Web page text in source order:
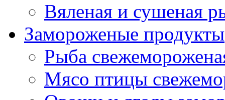
Вяленая и сушеная
Замороженые продукты
Рыба
Мясо птицы